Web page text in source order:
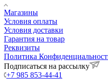
Магазины
Условия оплаты
Условия доставки
Гарантия на товар
Реквизиты
Политика
Подписаться на рассылку
+7 985 853-44-41